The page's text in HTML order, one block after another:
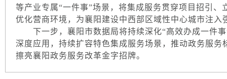
等产业专属“一件事”场景，将集成服务贯穿项目招引
优化营商环境，为襄阳建设中西部区域性中心城市注入
下一步，襄阳市数据局将持续深化“高效办成一件事
深度应用，持续扩容特色集成服务场景，推动政务服
擦亮襄阳政务服务改革金字招牌。